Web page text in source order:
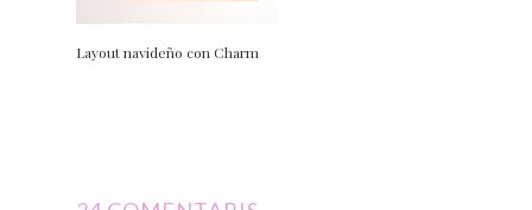
Layout navideño con Charm